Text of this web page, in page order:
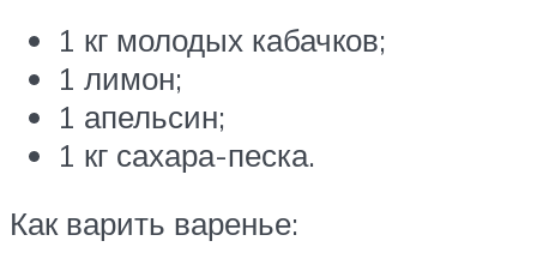
1 кг молодых кабачков;
1 лимон;
1 апельсин;
1 кг сахара-песка.
Как варить варенье: